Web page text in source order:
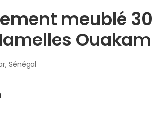
meublé
Ouakam
Sénégal